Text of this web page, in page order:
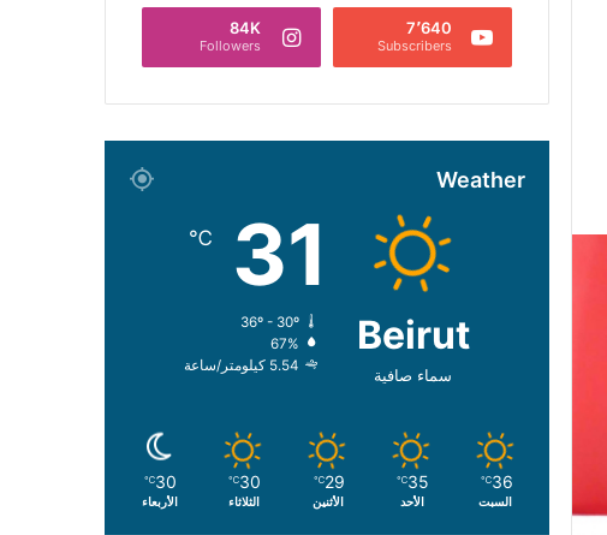
7٬640
Subscribers
84K
Followers
Weather
Beirut
سماء صافية
31
℃
36º - 30º
67%
5.54 كيلومتر/ساعة
36
℃
السبت
35
℃
الأحد
29
℃
الأثنين
30
℃
الثلاثاء
30
℃
الأربعاء